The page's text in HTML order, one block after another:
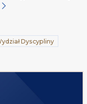
Dyscypliny